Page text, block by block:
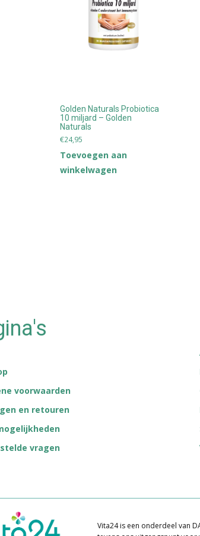
Golden Naturals Probiotica
10 miljard – Golden
Naturals
€24,95
Toevoegen aan
winkelwagen
voorwaarden
en retouren
vragen
Vita24 is een onderdeel van